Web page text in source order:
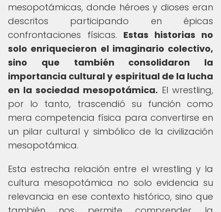
mesopotámicas, donde héroes y dioses eran
descritos participando en épicas
confrontaciones físicas. Estas historias no
solo enriquecieron el imaginario colectivo,
sino que también consolidaron la
importancia cultural y espiritual de la lucha
en la sociedad mesopotámica. El wrestling,
por lo tanto, trascendió su función como
mera competencia física para convertirse en
un pilar cultural y simbólico de la civilización
mesopotámica.
Esta estrecha relación entre el wrestling y la
cultura mesopotámica no solo evidencia su
relevancia en ese contexto histórico, sino que